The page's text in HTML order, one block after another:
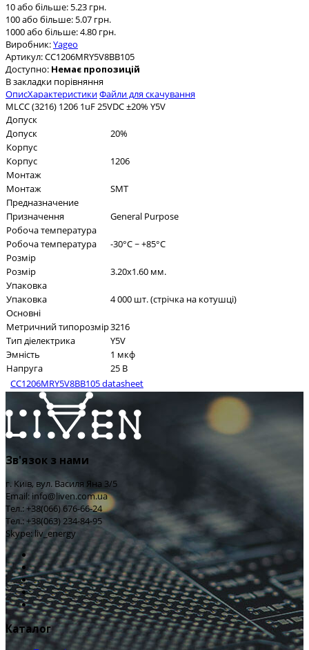
10 або більше: 5.23 грн.
100 або більше: 5.07 грн.
1000 або більше: 4.80 грн.
Виробник:Yageo
Артикул:CC1206MRY5V8BB105
Доступно: Немає пропозицій
В закладки порівняння
ОписХарактеристикиФайли для скачування
MLCC (3216) 1206 1uF 25VDC ±20% Y5V
Допуск
Допуск
20%
Корпус
Корпус
1206
Монтаж
Монтаж
SMT
Предназначение
Призначення
General Purpose
Робоча температура
Робоча температура
-30°C ~ +85°C
Розмір
Розмір
3.20x1.60 мм.
Упаковка
Упаковка
4 000 шт. (стрічка на котушці)
Основні
Метричний типорозмір3216
Тип діелектрика
Y5V
Эмність
1 мкф
Напруга
25 В
CC1206MRY5V8BB105 datasheet
Зв'язок з нами
г. Київ, вул. Василя Яна 3/5
Email: info@liven.com.ua
Тел.: +38(066) 676-66-24
Тел.: +38(063) 234-84-95
Skype: liv_energy
Каталог